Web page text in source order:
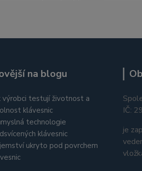
na blogu
výrobci testují životnost a
klávesnic
technologie
klávesnic
ukryto pod povrchem
IČ:
je